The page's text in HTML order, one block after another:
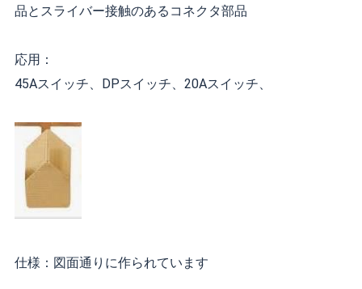
品とスライバー接触のあるコネクタ部品
応用：
45Aスイッチ、DPスイッチ、20Aスイッチ、
仕様：図面通りに作られています